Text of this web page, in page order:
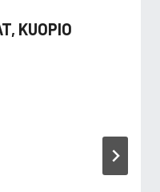
KUOPIO